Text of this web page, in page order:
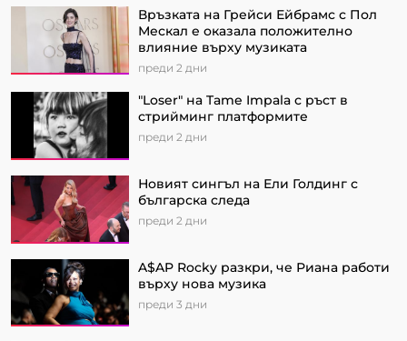
Връзката на Грейси Ейбрамс с Пол
Мескал е оказала положително
влияние върху музиката
преди 2 дни
"Loser" на Tame Impala с ръст в
стрийминг платформите
преди 2 дни
Новият сингъл на Ели Голдинг с
българска следа
преди 2 дни
A$AP Rocky разкри, че Риана работи
върху нова музика
преди 3 дни